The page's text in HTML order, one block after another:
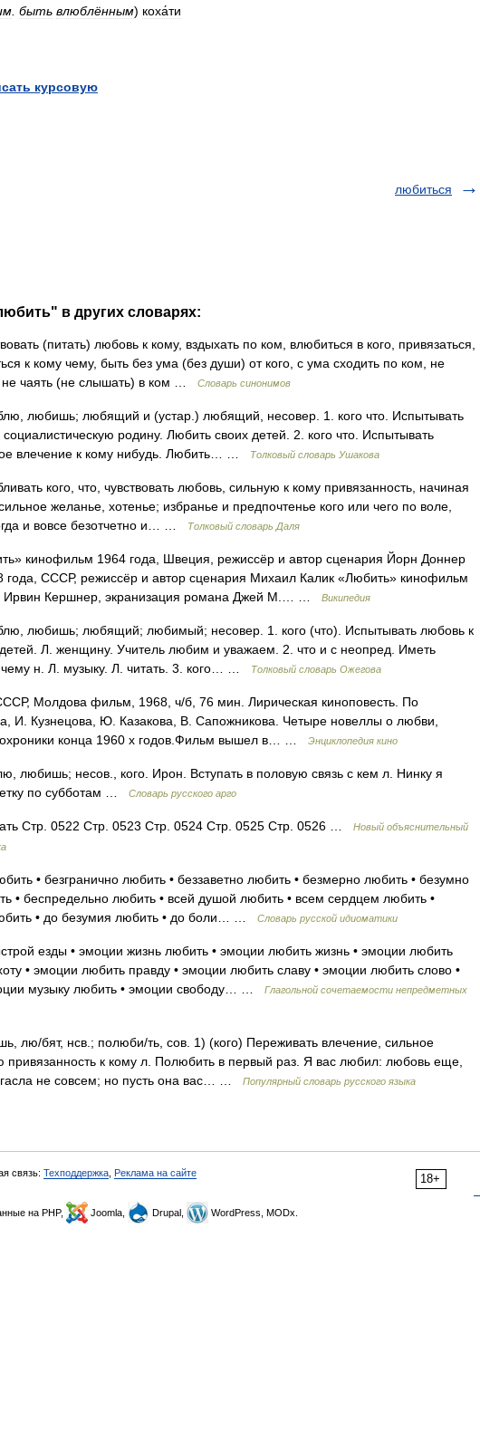
быть влюблённым) коха́ти
курсовую
любиться
в других словарях:
(питать) любовь к кому, вздыхать по ком, влюбиться в кого, привязаться,
к кому чему, быть без ума (без души) от кого, с ума сходить по ком, не
чаять (не слышать) в ком …
Словарь синонимов
любишь; любящий и (устар.) любящий, несовер. 1. кого что. Испытывать
родину. Любить своих детей. 2. кого что. Испытывать
влечение к кому нибудь. Любить… …
Толковый словарь Ушакова
кого, что, чувствовать любовь, сильную к кому привязанность, начиная
желанье, хотенье; избранье и предпочтенье кого или чего по воле,
и вовсе безотчетно и… …
Толковый словарь Даля
кинофильм 1964 года, Швеция, режиссёр и автор сценария Йорн Доннер
СССР, режиссёр и автор сценария Михаил Калик «Любить» кинофильм
Ирвин Кершнер, экранизация романа Джей М.… …
Википедия
любишь; любящий; любимый; несовер. 1. кого (что). Испытывать любовь к
Л. женщину. Учитель любим и уважаем. 2. что и с неопред. Иметь
чему н. Л. музыку. Л. читать. 3. кого… …
Толковый словарь Ожегова
Молдова фильм, 1968, ч/б, 76 мин. Лирическая киноповесть. По
И. Кузнецова, Ю. Казакова, В. Сапожникова. Четыре новеллы о любви,
конца 1960 х годов.Фильм вышел в… …
Энциклопедия кино
несов., кого. Ирон. Вступать в половую связь с кем л. Нинку я
по субботам …
Словарь русского арго
Стр. 0522 Стр. 0523 Стр. 0524 Стр. 0525 Стр. 0526 …
Новый объяснительный
• безгранично любить • беззаветно любить • безмерно любить • безумно
• беспредельно любить • всей душой любить • всем сердцем любить •
• до безумия любить • до боли… …
Словарь русской идиоматики
езды • эмоции жизнь любить • эмоции любить жизнь • эмоции любить
• эмоции любить правду • эмоции любить славу • эмоции любить слово •
музыку любить • эмоции свободу… …
Глагольной сочетаемости непредметных
лю/бят, нсв.; полюби/ть, сов. 1) (кого) Переживать влечение, сильное
привязанность к кому л. Полюбить в первый раз. Я вас любил: любовь еще,
не совсем; но пусть она вас… …
Популярный словарь русского языка
18+
связь: Техподдержка Реклама на сайте
на PHP, Joomla, Drupal, WordPress, MODx.